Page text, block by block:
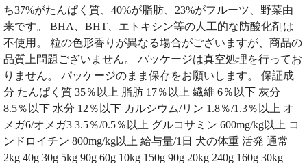
ち37%がたんぱく質、40%が脂肪、23%がフルーツ、野菜由
来です。 BHA、BHT、エトキシン等の人工的な防酸化剤は
不使用。 粒の色形香りが異なる場合がございますが、商品の
品質上問題ございません。 パッケージは真空処理を行ってお
りません。 パッケージのまま保存をお願いします。 保証成
分 たんぱく質 35％以上 脂肪 17％以上 繊維 6％以下 灰分
8.5％以下 水分 12％以下 カルシウム/リン 1.8％/1.3％以上 オ
メガ6/オメガ3 3.5％/0.5％以上 グルコサミン 600mg/kg以上 コ
ンドロイチン 800mg/kg以上 給与量/1日 犬の体重 活発 通常
2kg 40g 30g 5kg 90g 60g 10kg 150g 90g 20kg 240g 160g 30kg